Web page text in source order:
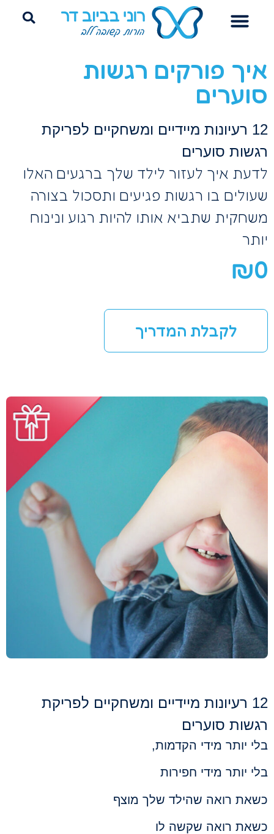
איך פורקים רגשות
סוערים
12 רעיונות מיידיים ומשחקיים לפריקת
רגשות סוערים
לדעת איך לעזור לילד שלך ברגעים האלו
שעולים בו רגשות פגיעים ותסכול בצורה
משחקית שתביא אותו להיות רגוע ונינוח
יותר
₪0
לקבלת המדריך
12 רעיונות מיידיים ומשחקיים לפריקת
רגשות סוערים
בלי יותר מידי הקדמות,
בלי יותר מידי חפירות
כשאת רואה שהילד שלך מוצף
כשאת רואה שקשה לו